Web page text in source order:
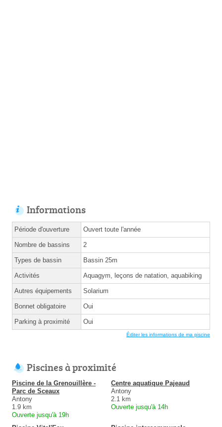
Informations
Période d'ouverture Ouvert toute l'année
Nombre de bassins 2
Types de bassin Bassin 25m
Activités Aquagym, leçons de natation, aquabiking
Autres équipements Solarium
Bonnet obligatoire Oui
Parking à proximité Oui
Éditer les informations de ma piscine
Piscines à proximité
Piscine de la Grenouillère -
Parc de Sceaux
Antony
1.9 km
Ouverte jusqu'à 19h
Centre aquatique Pajeaud
Antony
2.1 km
Ouverte jusqu'à 14h